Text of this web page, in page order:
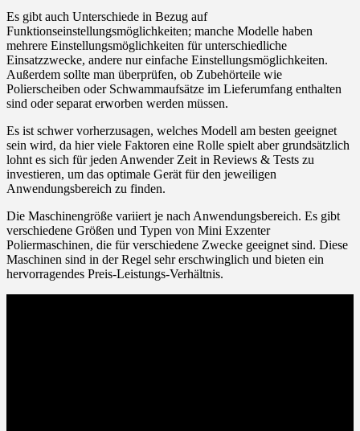
Es gibt auch Unterschiede in Bezug auf
Funktionseinstellungsmöglichkeiten; manche Modelle haben
mehrere Einstellungsmöglichkeiten für unterschiedliche
Einsatzzwecke, andere nur einfache Einstellungsmöglichkeiten.
Außerdem sollte man überprüfen, ob Zubehörteile wie
Polierscheiben oder Schwammaufsätze im Lieferumfang enthalten
sind oder separat erworben werden müssen.
Es ist schwer vorherzusagen, welches Modell am besten geeignet
sein wird, da hier viele Faktoren eine Rolle spielt aber grundsätzlich
lohnt es sich für jeden Anwender Zeit in Reviews & Tests zu
investieren, um das optimale Gerät für den jeweiligen
Anwendungsbereich zu finden.
Die Maschinengröße variiert je nach Anwendungsbereich. Es gibt
verschiedene Größen und Typen von Mini Exzenter
Poliermaschinen, die für verschiedene Zwecke geeignet sind. Diese
Maschinen sind in der Regel sehr erschwinglich und bieten ein
hervorragendes Preis-Leistungs-Verhältnis.